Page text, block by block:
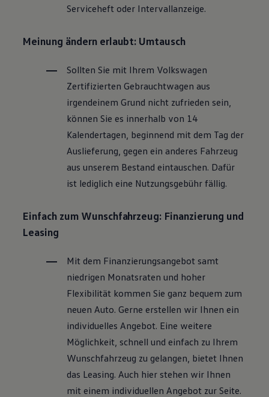
Magazin
Familie
Volkswagen R
Pannen- und Unfallhilfe
Volkswagen Kundenbetreuung
Serviceheft oder Intervallanzeige.
Meinung ändern erlaubt: Umtausch
Sollten Sie mit Ihrem Volkswagen
Zertifizierten Gebrauchtwagen aus
irgendeinem Grund nicht zufrieden sein,
können Sie es innerhalb von 14
Kalendertagen, beginnend mit dem Tag der
Auslieferung, gegen ein anderes Fahrzeug
aus unserem Bestand eintauschen. Dafür
ist lediglich eine Nutzungsgebühr fällig.
Einfach zum Wunschfahrzeug: Finanzierung und
Leasing
Mit dem Finanzierungsangebot samt
niedrigen Monatsraten und hoher
Flexibilität kommen Sie ganz bequem zum
neuen Auto. Gerne erstellen wir Ihnen ein
individuelles Angebot. Eine weitere
Möglichkeit, schnell und einfach zu Ihrem
Wunschfahrzeug zu gelangen, bietet Ihnen
das Leasing. Auch hier stehen wir Ihnen
mit einem individuellen Angebot zur Seite.